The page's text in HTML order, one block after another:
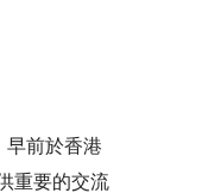
早前於香港
重要的交流